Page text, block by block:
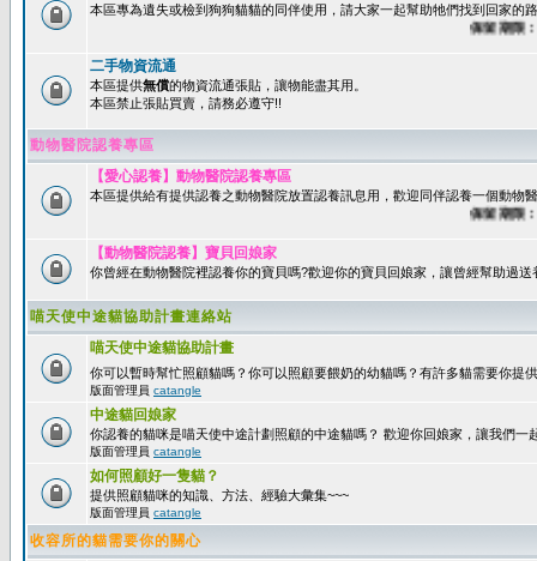
本區專為遺失或檢到狗狗貓貓的同伴使用，請大家一起幫助牠們找到回家的
保留期限：60
二手物資流通
本區提供無償的物資流通張貼，讓物能盡其用。
本區禁止張貼買賣，請務必遵守!!
動物醫院認養專區
【愛心認養】動物醫院認養專區
本區提供給有提供認養之動物醫院放置認養訊息用，歡迎同伴認養一個動物
保留期限：60
【動物醫院認養】寶貝回娘家
你曾經在動物醫院裡認養你的寶貝嗎?歡迎你的寶貝回娘家，讓曾經幫助過
喵天使中途貓協助計畫連絡站
喵天使中途貓協助計畫
你可以暫時幫忙照顧貓嗎？你可以照顧要餵奶的幼貓嗎？有許多貓需要你提
版面管理員 catangle
中途貓回娘家
你認養的貓咪是喵天使中途計劃照顧的中途貓嗎？ 歡迎你回娘家，讓我們一
版面管理員 catangle
如何照顧好一隻貓？
提供照顧貓咪的知識、方法、經驗大彙集~~~
版面管理員 catangle
收容所的貓需要你的關心